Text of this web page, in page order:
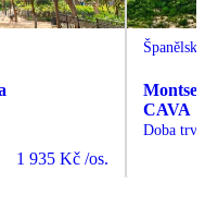
1 935 Kč /os.
Španělsko
CAVA
Doba